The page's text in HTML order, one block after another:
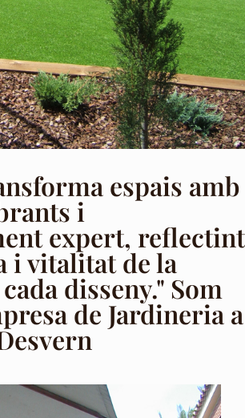
espais amb
i
expert, reflectint
i vitalitat de la
disseny." Som
de Jardineria a